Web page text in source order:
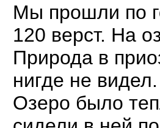
Мы прошли по
120 верст. На
Природа в
нигде не
Озеро было